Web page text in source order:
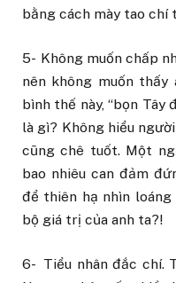
bằng cách mày tao chí
5- Không muốn chấp
nên không muốn thấy
bình thế này, “bọn Tây
là gì? Không hiểu
cũng chê tuốt. Một
bao nhiêu can đảm
để thiên hạ nhìn
bộ giá trị của anh ta?!
6- Tiểu nhân đắc chí.